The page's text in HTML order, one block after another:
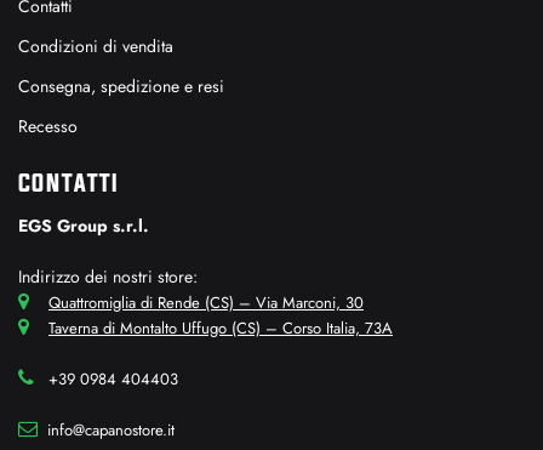
Contatti
Condizioni di vendita
Consegna, spedizione e resi
Recesso
CONTATTI
EGS Group s.r.l.
Indirizzo dei nostri store:
Quattromiglia di Rende (CS) – Via Marconi, 30
Taverna di Montalto Uffugo (CS) – Corso Italia, 73A
+39 0984 404403
info@capanostore.it